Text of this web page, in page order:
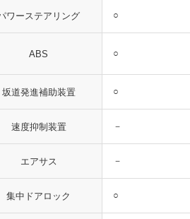
ワーステアリング ○
ABS ○
坂道発進補助装置 ○
速度抑制装置 －
エアサス －
集中ドアロック ○